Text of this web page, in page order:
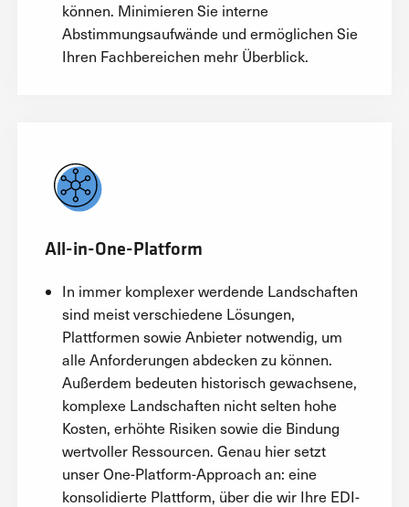
können. Minimieren Sie interne
Abstimmungsaufwände und ermöglichen Sie
Ihren Fachbereichen mehr Überblick.
All-in-One-Platform
In immer komplexer werdende Landschaften
sind meist verschiedene Lösungen,
Plattformen sowie Anbieter notwendig, um
alle Anforderungen abdecken zu können.
Außerdem bedeuten historisch gewachsene,
komplexe Landschaften nicht selten hohe
Kosten, erhöhte Risiken sowie die Bindung
wertvoller Ressourcen. Genau hier setzt
unser One-Platform-Approach an: eine
konsolidierte Plattform, über die wir Ihre EDI-